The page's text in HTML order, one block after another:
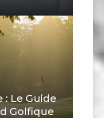
: Le Guide
Golfique